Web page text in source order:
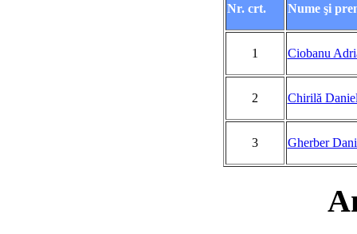
Nr. crt. Nume şi
1 Ciobanu
2 Chirilă
3 Gherber